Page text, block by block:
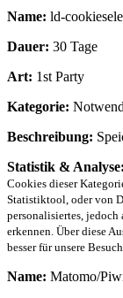
Name: ld-
Dauer: 30 Tage
Art: 1st Party
Kategorie:
Beschreibung:
Statistik & Analyse:
Cookies dieser
Statistiktool, oder von
personalisiertes, jedoch
erkennen. Über diese
besser für unsere
Name: Matomo/